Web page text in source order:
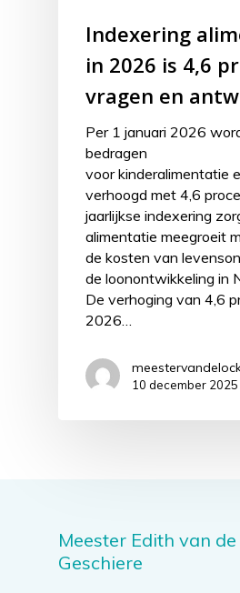
Indexering
in 2026 is 4,6
vragen en
Per 1 januari 2026
bedragen
voor kinderalimentatie
verhoogd met 4,6
jaarlijkse indexering
alimentatie meegroeit
de kosten van
de loonontwikkeling in
De verhoging van 4,6
2026…
10 december 2025
Meester Edith van
Geschiere